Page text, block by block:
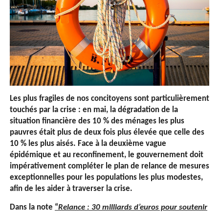
Les plus fragiles de nos concitoyens sont particulièrement
touchés par la crise : en mai, la dégradation de la
situation financière des 10 % des ménages les plus
pauvres était plus de deux fois plus élevée que celle des
10 % les plus aisés. Face à la deuxième vague
épidémique et au reconfinement, le gouvernement doit
impérativement compléter le plan de relance de mesures
exceptionnelles pour les populations les plus modestes,
afin de les aider à traverser la crise.
Dans la note “Relance : 30 milliards d’euros pour soutenir